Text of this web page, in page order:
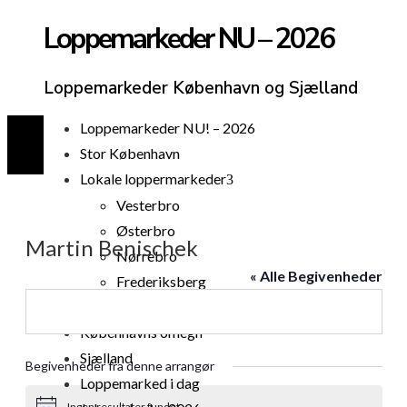
Loppemarkeder NU – 2026
Loppemarkeder København og Sjælland
Loppemarkeder NU! – 2026
Stor København
Lokale loppermarkeder
Vesterbro
Østerbro
Nørrebro
Frederiksberg
Københavns omegn
Sjælland
Loppemarked i dag
Martin Benischek
« Alle Begivenheder
Begivenheder fra denne arrangør